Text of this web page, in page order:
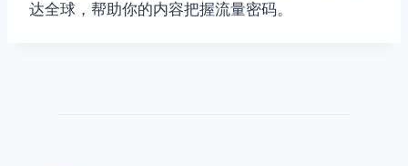
达全球，帮助你的内容把握流量密码。